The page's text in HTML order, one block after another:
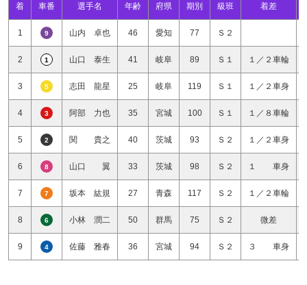
着 車番 選手名 年齢 府県 期別 級班 着差
1 9 山内 卓也 46 愛知 77 Ｓ２
2 1 山口 泰生 41 岐阜 89 Ｓ１ １／２車輪
3 5 志田 龍星 25 岐阜 119 Ｓ１ １／２車身
4 3 阿部 力也 35 宮城 100 Ｓ１ １／８車輪
5 2 関 貴之 40 茨城 93 Ｓ２ １／２車身
6 8 山口 翼 33 茨城 98 Ｓ２ １ 車身
7 7 坂本 紘規 27 青森 117 Ｓ２ １／２車輪
8 6 小林 潤二 50 群馬 75 Ｓ２ 微差
9 4 佐藤 雅春 36 宮城 94 Ｓ２ ３ 車身